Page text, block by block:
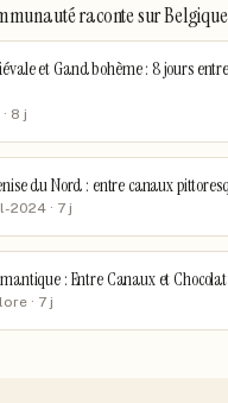
racontesur Belgique
et Gand bohème : 8 jours
· 8 j
du Nord : entre canaux
2024 · 7 j
: Entre Canaux et
· 7 j